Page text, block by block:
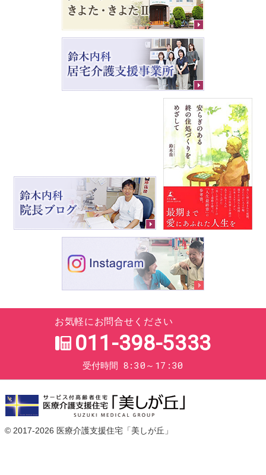
お気軽にお問合せください
011-398-5333
受付時間 8:30～17:30
© 2017-2026 医療介護支援住宅「美しが丘」